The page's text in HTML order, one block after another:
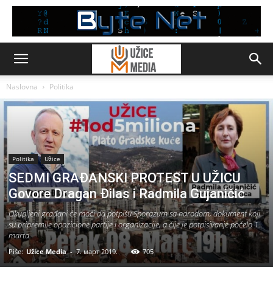
Naslovna Politika
Politika Užice
SEDMI GRAĐANSKI PROTEST U UŽICU
Govore Dragan Đilas i Radmila Gujaničić
Okupljeni građani će moći da potpišu Sporazum sa narodom, dokument koji
su pripremile opozicione partije i organizacije, a čije je potpisivanje počelo 1.
marta.
Piše: Užice Media - 7. март 2019. 705